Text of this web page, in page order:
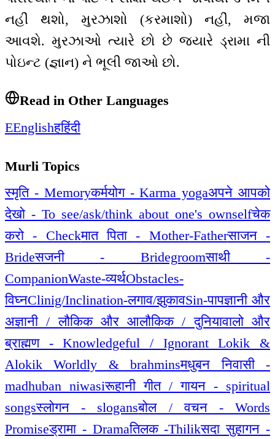
નહીં થશો, મુરઝાશો (કરમાશો) નહીં, મજા
આવશે. મુરઝાઓ ત્યારે છો છે જ્યારે ડ્રામા ની
પોઇન્ટ (જ્ઞાન) ને ભૂલી જાઓ છો.
Read in Other Languages
EEnglishहहिंदी
Murli Topics
स्मृति - Memoryकर्मयोग - Karma yogaअपने आपको
देखो - To see/ask/think about one's ownselfचेक
करो - Checkमात पिता - Mother-Fatherसाजन -
Brideसजनी - Bridegroomसाथी -
CompanionWaste-व्यर्थObstacles-
विघ्नClinig/Inclination-लगाव/झुकावSin-पापज्ञानी और
अज्ञानी / लौकिक और आलौकिक / दुनियावालो और
ब्राह्मण - Knowledgeful / Ignorant Lokik &
Alokik Worldly & brahminsमधुबन निवासी -
madhuban niwasiरूहानी गीत / गायन - spiritual
songsस्लोगन - slogansबोल / वचन - Words
Promiseड्रामा - Dramaतिलक -Thilikसदा सुहागन -